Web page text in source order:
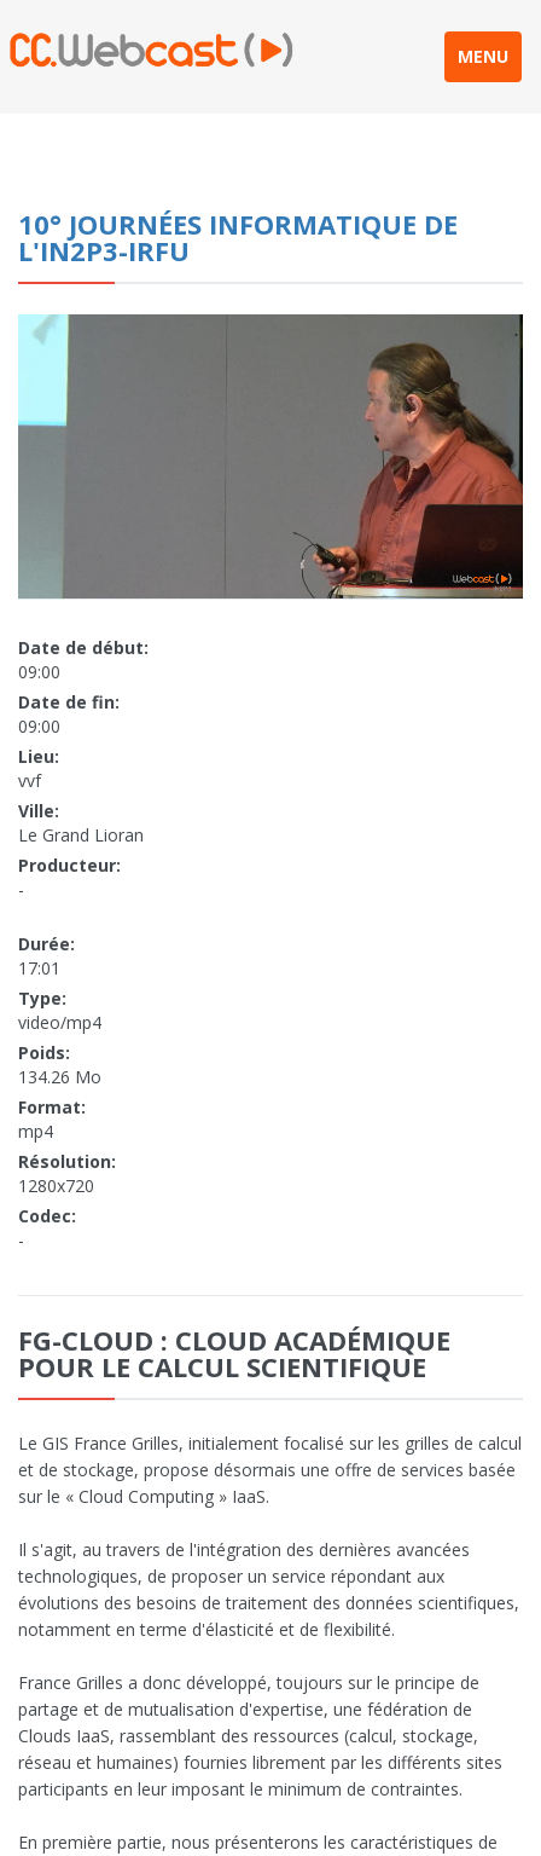
MENU
10° JOURNÉES INFORMATIQUE DE
L'IN2P3-IRFU
Date de début:
09:00
Date de fin:
09:00
Lieu:
vvf
Ville:
Le Grand Lioran
Producteur:
-
Durée:
17:01
Type:
video/mp4
Poids:
134.26 Mo
Format:
mp4
Résolution:
1280x720
Codec:
-
FG-CLOUD : CLOUD ACADÉMIQUE
POUR LE CALCUL SCIENTIFIQUE
Le GIS France Grilles, initialement focalisé sur les grilles de calcul
et de stockage, propose désormais une offre de services basée
sur le « Cloud Computing » IaaS.
Il s'agit, au travers de l'intégration des dernières avancées
technologiques, de proposer un service répondant aux
évolutions des besoins de traitement des données scientifiques,
notamment en terme d'élasticité et de flexibilité.
France Grilles a donc développé, toujours sur le principe de
partage et de mutualisation d'expertise, une fédération de
Clouds IaaS, rassemblant des ressources (calcul, stockage,
réseau et humaines) fournies librement par les différents sites
participants en leur imposant le minimum de contraintes.
En première partie, nous présenterons les caractéristiques de